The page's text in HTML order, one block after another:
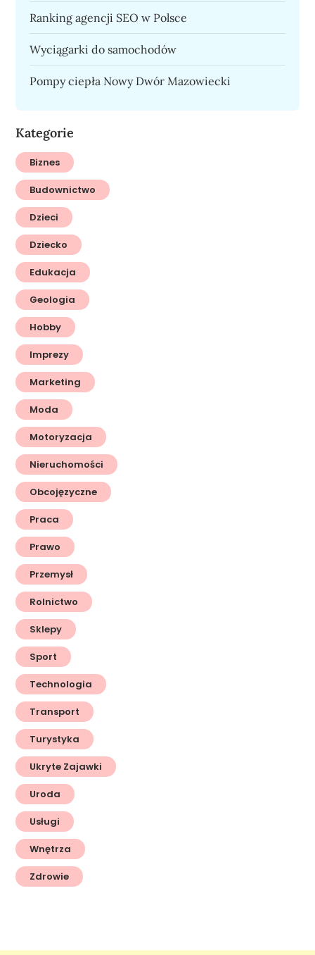
Ranking agencji SEO w Polsce
Wyciągarki do samochodów
Pompy ciepła Nowy Dwór Mazowiecki
Kategorie
Biznes
Budownictwo
Dzieci
Dziecko
Edukacja
Geologia
Hobby
Imprezy
Marketing
Moda
Motoryzacja
Nieruchomości
Obcojęzyczne
Praca
Prawo
Przemysł
Rolnictwo
Sklepy
Sport
Technologia
Transport
Turystyka
Ukryte Zajawki
Uroda
Usługi
Wnętrza
Zdrowie